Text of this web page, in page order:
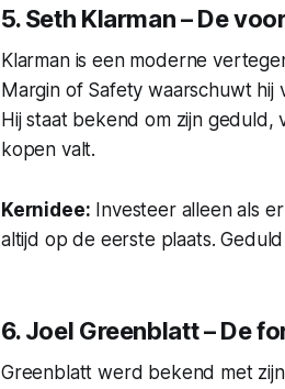
5. Seth Klarman – De
Klarman is een moderne
Margin of Safety waarschuwt hij
Hij staat bekend om zijn geduld,
kopen valt.
Kernidee: Investeer alleen als
altijd op de eerste plaats.
6. Joel Greenblatt – De
Greenblatt werd bekend met zijn